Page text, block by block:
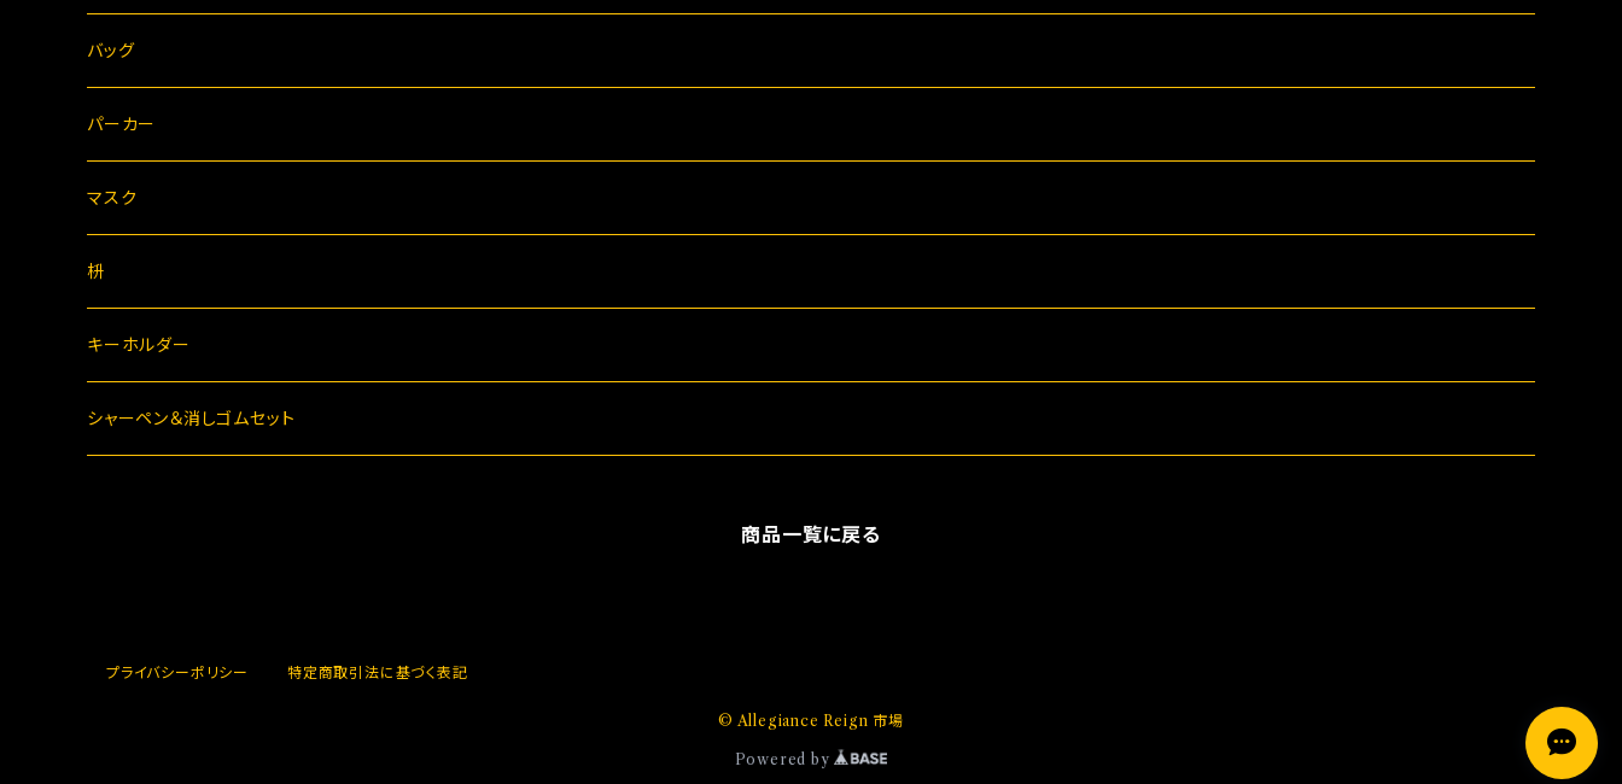
バッグ
パーカー
マスク
枡
キーホルダー
シャーペン＆消しゴムセット
商品一覧に戻る
プライバシーポリシー 特定商取引法に基づく表記
© Allegiance Reign 市場
Powered by